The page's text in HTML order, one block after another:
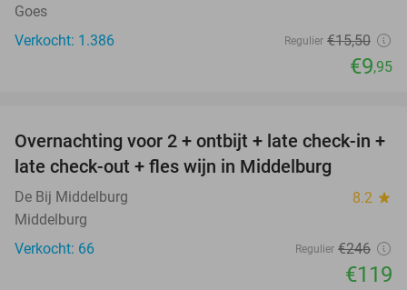
Goes
Verkocht: 1.386
Regulier €15,50
€9,95
52%
Overnachting voor 2 + ontbijt + late check-in +
late check-out + fles wijn in Middelburg
De Bij Middelburg 8.2 star
Middelburg
Verkocht: 66
Regulier €246
€119